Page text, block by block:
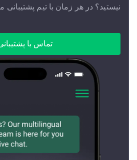
نیستید؟ در هر زمان با تیم پشتیبانی
تماس با